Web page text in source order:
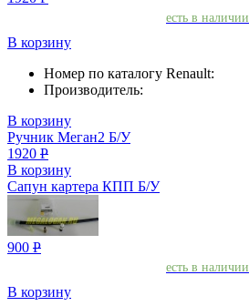
есть в наличии
В корзину
Номер по каталогу Renault:
Производитель:
В корзину
Ручник Меган2 Б/У
1920 Р
В корзину
Сапун картера КПП Б/У
900 Р
есть в наличии
В корзину